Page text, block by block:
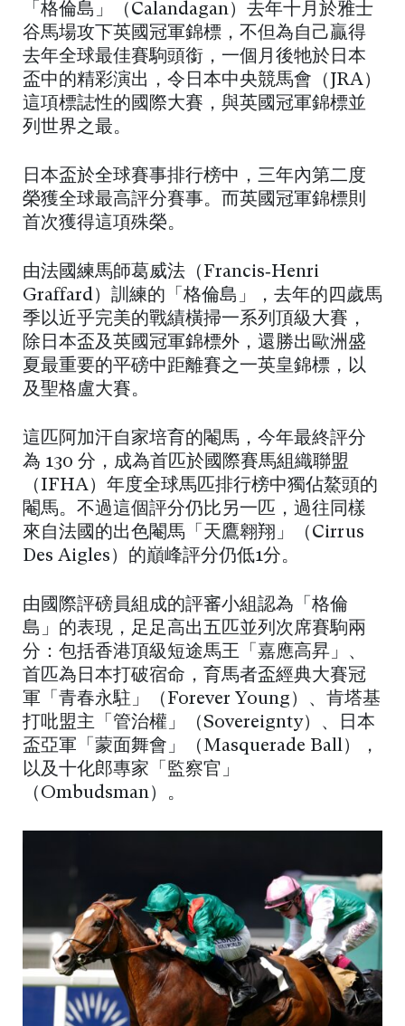
「格倫島」（Calandagan）去年十月於雅士
谷馬場攻下英國冠軍錦標，不但為自己贏得
去年全球最佳賽駒頭銜，一個月後牠於日本
盃中的精彩演出，令日本中央競馬會（JRA）
這項標誌性的國際大賽，與英國冠軍錦標並
列世界之最。
日本盃於全球賽事排行榜中，三年內第二度
榮獲全球最高評分賽事。而英國冠軍錦標則
首次獲得這項殊榮。
由法國練馬師葛威法（Francis‑Henri
Graffard）訓練的「格倫島」，去年的四歲馬
季以近乎完美的戰績橫掃一系列頂級大賽，
除日本盃及英國冠軍錦標外，還勝出歐洲盛
夏最重要的平磅中距離賽之一英皇錦標，以
及聖格盧大賽。
這匹阿加汗自家培育的閹馬，今年最終評分
為 130 分，成為首匹於國際賽馬組織聯盟
（IFHA）年度全球馬匹排行榜中獨佔鰲頭的
閹馬。不過這個評分仍比另一匹，過往同樣
來自法國的出色閹馬「天鷹翱翔」（Cirrus
Des Aigles）的巔峰評分仍低1分。
由國際評磅員組成的評審小組認為「格倫
島」的表現，足足高出五匹並列次席賽駒兩
分：包括香港頂級短途馬王「嘉應高昇」、
首匹為日本打破宿命，育馬者盃經典大賽冠
軍「青春永駐」（Forever Young）、肯塔基
打吡盟主「管治權」（Sovereignty）、日本
盃亞軍「蒙面舞會」（Masquerade Ball），
以及十化郎專家「監察官」
（Ombudsman）。